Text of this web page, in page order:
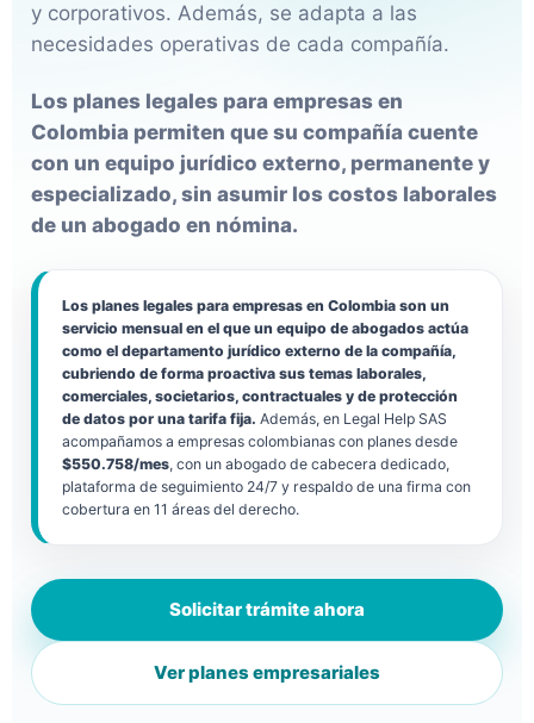
y corporativos. Además, se adapta a las
necesidades operativas de cada compañía.
Los planes legales para empresas en
Colombia permiten que su compañía cuente
con un equipo jurídico externo, permanente y
especializado, sin asumir los costos laborales
de un abogado en nómina.
Los planes legales para empresas en Colombia son un
servicio mensual en el que un equipo de abogados actúa
como el departamento jurídico externo de la compañía,
cubriendo de forma proactiva sus temas laborales,
comerciales, societarios, contractuales y de protección
de datos por una tarifa fija. Además, en Legal Help SAS
acompañamos a empresas colombianas con planes desde
$550.758/mes, con un abogado de cabecera dedicado,
plataforma de seguimiento 24/7 y respaldo de una firma con
cobertura en 11 áreas del derecho.
Solicitar trámite ahora
Ver planes empresariales